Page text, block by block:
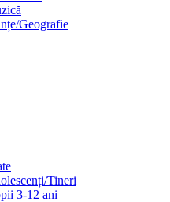
Geografie
Tineri
3-12 ani